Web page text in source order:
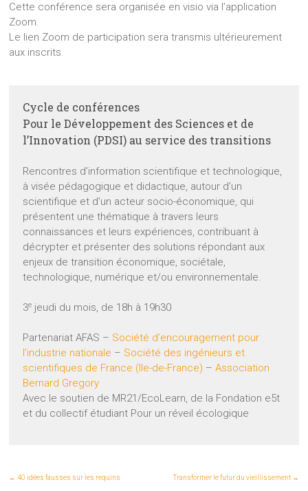
Cette conférence sera organisée en visio via l’application
Zoom.
Le lien Zoom de participation sera transmis ultérieurement
aux inscrits.
Cycle de conférences
Pour le Développement des Sciences et de
l’Innovation (PDSI) au service des transitions
Rencontres d’information scientifique et technologique,
à visée pédagogique et didactique, autour d’un
scientifique et d’un acteur socio-économique, qui
présentent une thématique à travers leurs
connaissances et leurs expériences, contribuant à
décrypter et présenter des solutions répondant aux
enjeux de transition économique, sociétale,
technologique, numérique et/ou environnementale.
3e jeudi du mois, de 18h à 19h30
Partenariat AFAS – Société d’encouragement pour
l’industrie nationale – Société des ingénieurs et
scientifiques de France (Ile-de-France) –Association
Bernard Gregory
Avec le soutien de MR21/EcoLearn, de la Fondation e5t
et du collectif étudiant Pour un réveil écologique
← 40 idées fausses sur les requins Transformer le futur du vieillissement →